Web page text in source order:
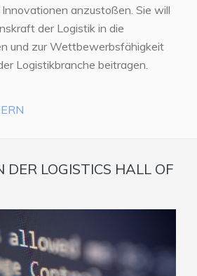
anzustoßen. Sie will
der Logistik in die
und zur Wettbewerbsfähigkeit
Logistikbranche beitragen.
DER LOGISTICS HALL OF